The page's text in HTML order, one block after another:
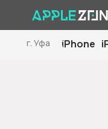
iPhone
г. Уфа